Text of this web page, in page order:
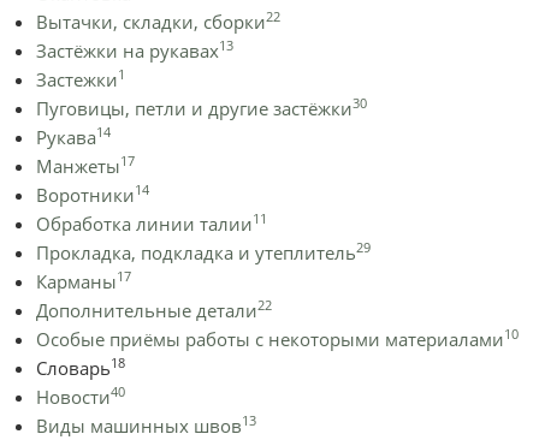
Вытачки, складки, сборки22
Застёжки на рукавах13
Застежки1
Пуговицы, петли и другие застёжки30
Рукава14
Манжеты17
Воротники14
Обработка линии талии11
Прокладка, подкладка и утеплитель29
Карманы17
Дополнительные детали22
Особые приёмы работы с некоторыми материалами10
Словарь18
Новости40
Виды машинных швов13